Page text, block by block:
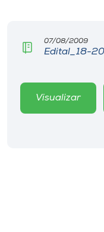
Editora
Museu
07/08/2009
Edital_18-
Visualizar